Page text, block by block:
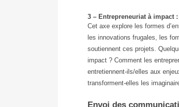
3 – Entrepreneuriat à impact
Cet axe explore les formes
les innovations frugales, les
soutiennent ces projets.
impact ? Comment les
entretiennent-ils/elles aux
transforment-elles les
Envoi des